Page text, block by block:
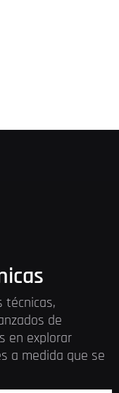
técnicas,
de
en explorar
a medida que se